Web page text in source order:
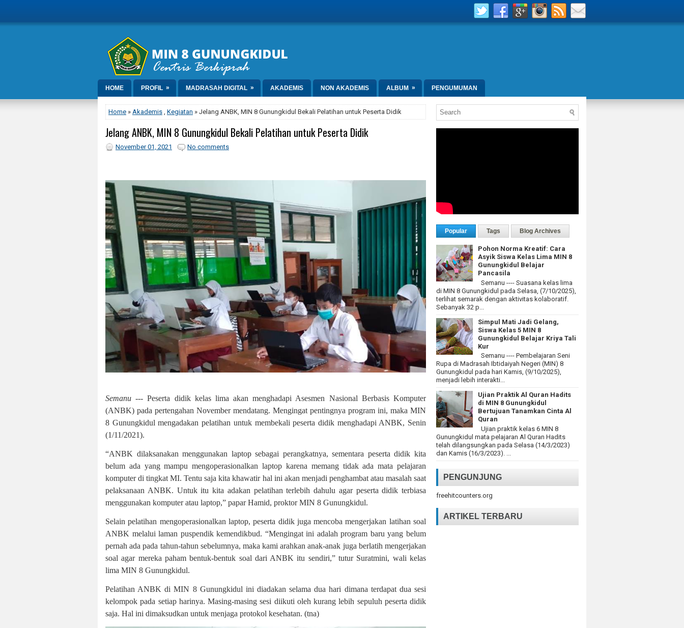
HOME PROFIL » MADRASAH DIGITAL » AKADEMIS NON AKADEMIS ALBUM » PENGUMUMAN
Home » Akademis , Kegiatan » Jelang ANBK, MIN 8 Gunungkidul Bekali Pelatihan untuk Peserta Didik
Jelang ANBK, MIN 8 Gunungkidul Bekali Pelatihan untuk Peserta Didik
November 01, 2021 No comments
Semanu --- Peserta didik kelas lima akan menghadapi Asesmen Nasional Berbasis Komputer
(ANBK) pada pertengahan November mendatang. Mengingat pentingnya program ini, maka MIN
8 Gunungkidul mengadakan pelatihan untuk membekali peserta didik menghadapi ANBK, Senin
(1/11/2021).
“ANBK dilaksanakan menggunakan laptop sebagai perangkatnya, sementara peserta didik kita
belum ada yang mampu mengoperasionalkan laptop karena memang tidak ada mata pelajaran
komputer di tingkat MI. Tentu saja kita khawatir hal ini akan menjadi penghambat atau masalah saat
pelaksanaan ANBK. Untuk itu kita adakan pelatihan terlebih dahulu agar peserta didik terbiasa
menggunakan komputer atau laptop,” papar Hamid, proktor MIN 8 Gunungkidul.
Selain pelatihan mengoperasionalkan laptop, peserta didik juga mencoba mengerjakan latihan soal
ANBK melalui laman puspendik kemendikbud. “Mengingat ini adalah program baru yang belum
pernah ada pada tahun-tahun sebelumnya, maka kami arahkan anak-anak juga berlatih mengerjakan
soal agar mereka paham bentuk-bentuk soal dari ANBK itu sendiri,” tutur Suratmini, wali kelas
lima MIN 8 Gunungkidul.
Pelatihan ANBK di MIN 8 Gunungkidul ini diadakan selama dua hari dimana terdapat dua sesi
kelompok pada setiap harinya. Masing-masing sesi diikuti oleh kurang lebih sepuluh peserta didik
saja. Hal ini dimaksudkan untuk menjaga protokol kesehatan. (tna)
Popular Tags Blog Archives
Pohon Norma Kreatif: Cara
Asyik Siswa Kelas Lima MIN 8
Gunungkidul Belajar
Pancasila
Semanu ---- Suasana kelas lima
di MIN 8 Gunungkidul pada Selasa, (7/10/2025),
terlihat semarak dengan aktivitas kolaboratif.
Sebanyak 32 p...
Simpul Mati Jadi Gelang,
Siswa Kelas 5 MIN 8
Gunungkidul Belajar Kriya Tali
Kur
Semanu ---- Pembelajaran Seni
Rupa di Madrasah Ibtidaiyah Negeri (MIN) 8
Gunungkidul pada hari Kamis, (9/10/2025),
menjadi lebih interakti...
Ujian Praktik Al Quran Hadits
di MIN 8 Gunungkidul
Bertujuan Tanamkan Cinta Al
Quran
Ujian praktik kelas 6 MIN 8
Gunungkidul mata pelajaran Al Quran Hadits
telah dilangsungkan pada Selasa (14/3/2023)
dan Kamis (16/3/2023). ...
PENGUNJUNG
freehitcounters.org
ARTIKEL TERBARU